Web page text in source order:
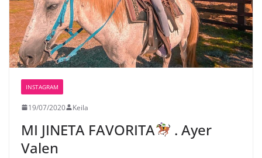
INSTAGRAM
19/07/2020 Keila
MI JINETA FAVORITA
. Ayer
Valen